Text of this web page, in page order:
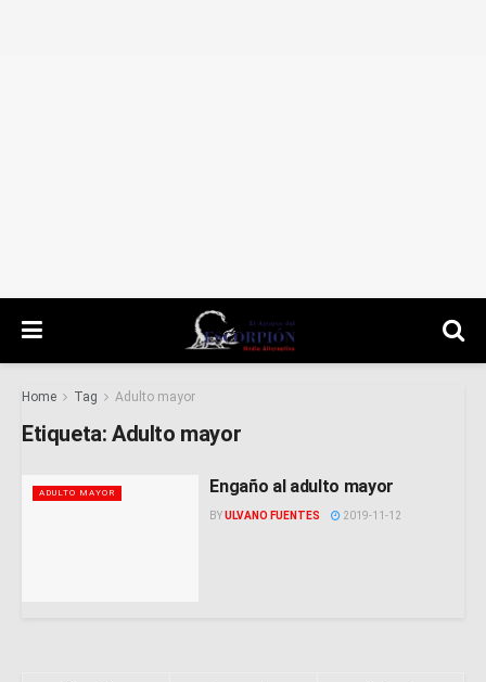
Home Tag Adulto mayor
Etiqueta: Adulto mayor
ADULTO MAYOR Engaño al adulto mayor
BYULVANO FUENTES 2019-11-12